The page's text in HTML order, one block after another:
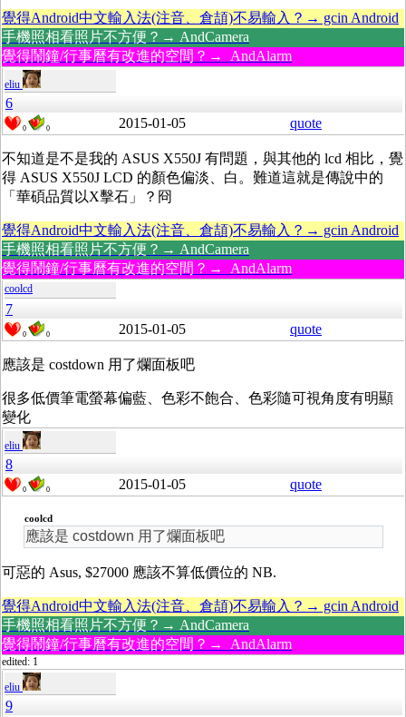
覺得Android中文輸入法(注音、倉頡)不易輸入？→ gcin Android
手機照相看照片不方便？→ AndCamera
覺得鬧鐘/行事曆有改進的空間？→ AndAlarm
eliu
6
0 0 2015-01-05 quote
不知道是不是我的 ASUS X550J 有問題，與其他的 lcd 相比，覺
得 ASUS X550J LCD 的顏色偏淡、白。難道這就是傳說中的
「華碩品質以X擊石」？冏
覺得Android中文輸入法(注音、倉頡)不易輸入？→ gcin Android
手機照相看照片不方便？→ AndCamera
覺得鬧鐘/行事曆有改進的空間？→ AndAlarm
coolcd
7
0 0 2015-01-05 quote
應該是 costdown 用了爛面板吧
很多低價筆電螢幕偏藍、色彩不飽合、色彩隨可視角度有明顯
變化
eliu
8
0 0 2015-01-05 quote
coolcd
應該是 costdown 用了爛面板吧
可惡的 Asus, $27000 應該不算低價位的 NB.
覺得Android中文輸入法(注音、倉頡)不易輸入？→ gcin Android
手機照相看照片不方便？→ AndCamera
覺得鬧鐘/行事曆有改進的空間？→ AndAlarm
edited: 1
eliu
9